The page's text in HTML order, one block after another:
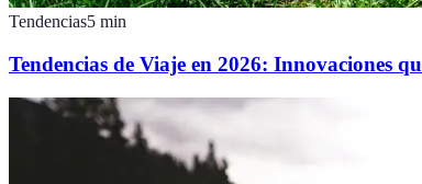
Tendencias5 min
Tendencias de Viaje en 2026: Innovaciones